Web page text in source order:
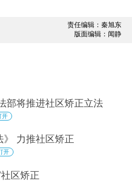
责任编辑：秦旭东
版面编辑：闻静
部将推进社区矫正立法
开
》 力推社区矫正
开
区矫正